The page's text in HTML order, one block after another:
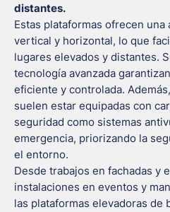
distantes.
Estas plataformas ofrecen
vertical y horizontal, lo que
lugares elevados y distantes.
tecnología avanzada
eficiente y controlada.
suelen estar equipadas con
seguridad como sistemas
emergencia, priorizando la
el entorno.
Desde trabajos en fachadas y
instalaciones en eventos y
las plataformas elevadoras de